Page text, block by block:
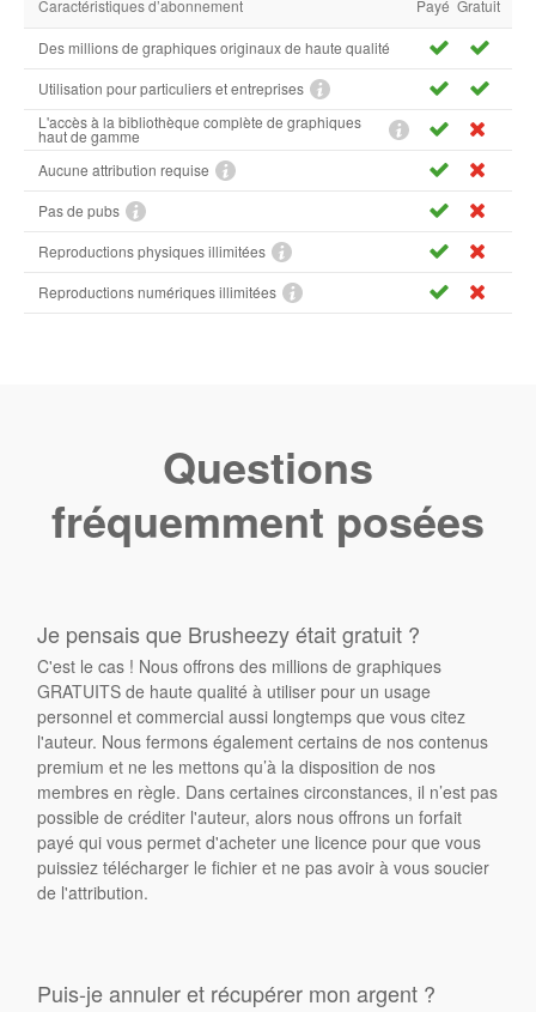
Caractéristiques d’abonnement Payé Gratuit
Des millions de graphiques originaux de haute qualité
Utilisation pour particuliers et entreprises
L'accès à la bibliothèque complète de graphiques
haut de gamme
Aucune attribution requise
Pas de pubs
Reproductions physiques illimitées
Reproductions numériques illimitées
Questions
fréquemment posées
Je pensais que Brusheezy était gratuit ?
C'est le cas ! Nous offrons des millions de graphiques
GRATUITS de haute qualité à utiliser pour un usage
personnel et commercial aussi longtemps que vous citez
l'auteur. Nous fermons également certains de nos contenus
premium et ne les mettons qu’à la disposition de nos
membres en règle. Dans certaines circonstances, il n’est pas
possible de créditer l'auteur, alors nous offrons un forfait
payé qui vous permet d'acheter une licence pour que vous
puissiez télécharger le fichier et ne pas avoir à vous soucier
de l'attribution.
Puis-je annuler et récupérer mon argent ?